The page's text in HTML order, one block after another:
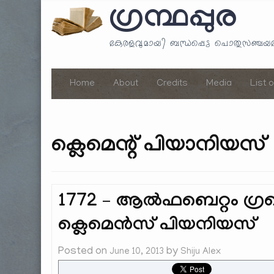
ഗ്രന്ഥപ്പുര
കേരളവുമായി ബന്ധപ്പെട്ട
Home About Credits Media List
ക്ലെമെന്റ് പിയാനിയസ്
1772 – ആൽഫബെറ്റം
ക്ലെമെൻസ് പിയനിയസ്
Posted on June 10, 2013 by Shiju Alex